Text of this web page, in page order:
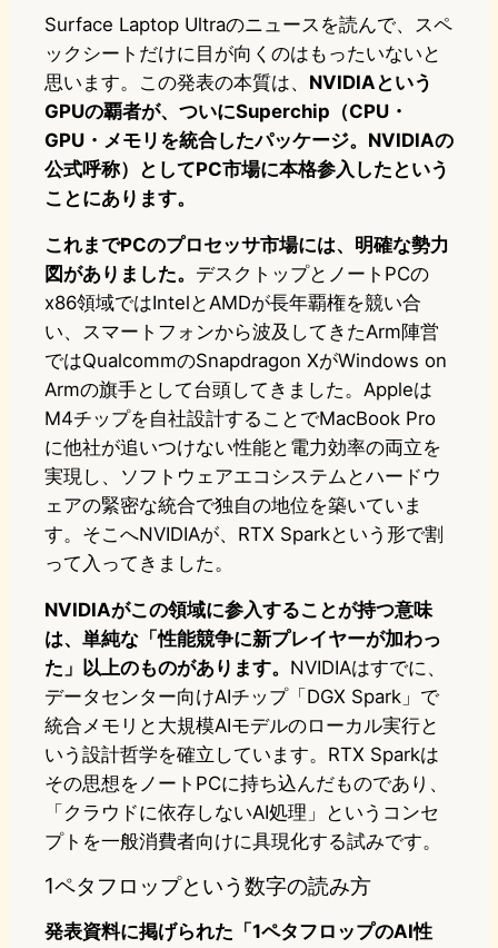
Surface Laptop Ultraのニュースを読んで、スペ
ックシートだけに目が向くのはもったいないと
思います。この発表の本質は、 NVIDIAという
GPUの覇者が、ついにSuperchip（CPU・
GPU・メモリを統合したパッケージ。NVIDIAの
公式呼称）としてPC市場に本格参入したという
ことにあります。
これまでPCのプロセッサ市場には、明確な勢力
図がありました。 デスクトップとノートPCの
x86領域ではIntelとAMDが長年覇権を競い合
い、スマートフォンから波及してきたArm陣営
ではQualcommのSnapdragon XがWindows on
Armの旗手として台頭してきました。Appleは
M4チップを自社設計することでMacBook Pro
に他社が追いつけない性能と電力効率の両立を
実現し、ソフトウェアエコシステムとハードウ
ェアの緊密な統合で独自の地位を築いていま
す。そこへNVIDIAが、RTX Sparkという形で割
って入ってきました。
NVIDIAがこの領域に参入することが持つ意味
は、単純な「性能競争に新プレイヤーが加わっ
た」以上のものがあります。 NVIDIAはすでに、
データセンター向けAIチップ「DGX Spark」で
統合メモリと大規模AIモデルのローカル実行と
いう設計哲学を確立しています。RTX Sparkは
その思想をノートPCに持ち込んだものであり、
「クラウドに依存しないAI処理」というコンセ
プトを一般消費者向けに具現化する試みです。
1ペタフロップという数字の読み方
発表資料に掲げられた「1ペタフロップのAI性